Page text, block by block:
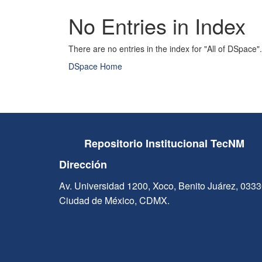
No Entries in Index
There are no entries in the index for "All of DSpace".
DSpace Home
Repositorio Institucional TecNM
Dirección
Av. Universidad 1200, Xoco, Benito Juárez,
Ciudad de México, CDMX.